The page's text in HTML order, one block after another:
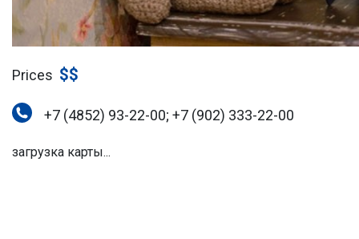
Prices $$
+7 (4852) 93-22-00; +7 (902) 333-22-00
загрузка карты...